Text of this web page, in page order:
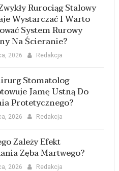
Rurociąg Stalowy
Wystarczać I Warto
System Rurowy
Na Ścieranie?
2026 Redakcja
Stomatolog
Jamę Ustną Do
Protetycznego?
2026 Redakcja
Zależy Efekt
Zęba Martwego?
2026 Redakcja